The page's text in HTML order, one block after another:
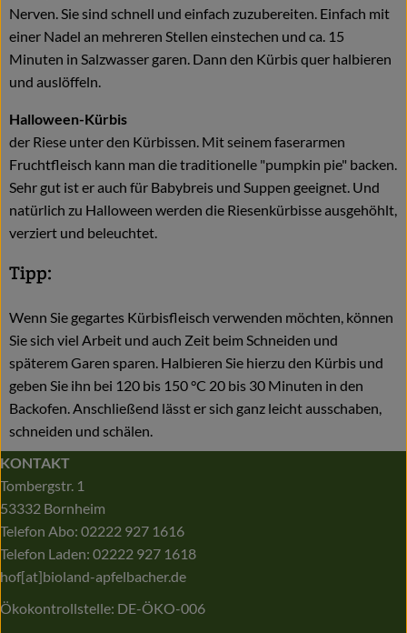
Nerven. Sie sind schnell und einfach zuzubereiten. Einfach mit
einer Nadel an mehreren Stellen einstechen und ca. 15
Minuten in Salzwasser garen. Dann den Kürbis quer halbieren
und auslöffeln.
Halloween-Kürbis
der Riese unter den Kürbissen. Mit seinem faserarmen
Fruchtfleisch kann man die traditionelle "pumpkin pie" backen.
Sehr gut ist er auch für Babybreis und Suppen geeignet. Und
natürlich zu Halloween werden die Riesenkürbisse ausgehöhlt,
verziert und beleuchtet.
Tipp:
Wenn Sie gegartes Kürbisfleisch verwenden möchten, können
Sie sich viel Arbeit und auch Zeit beim Schneiden und
späterem Garen sparen. Halbieren Sie hierzu den Kürbis und
geben Sie ihn bei 120 bis 150 °C 20 bis 30 Minuten in den
Backofen. Anschließend lässt er sich ganz leicht ausschaben,
schneiden und schälen.
KONTAKT
Tombergstr. 1
53332 Bornheim
Telefon Abo: 02222 927 1616
Telefon Laden: 02222 927 1618
hof[at]bioland-apfelbacher.de
Ökokontrollstelle: DE-ÖKO-006